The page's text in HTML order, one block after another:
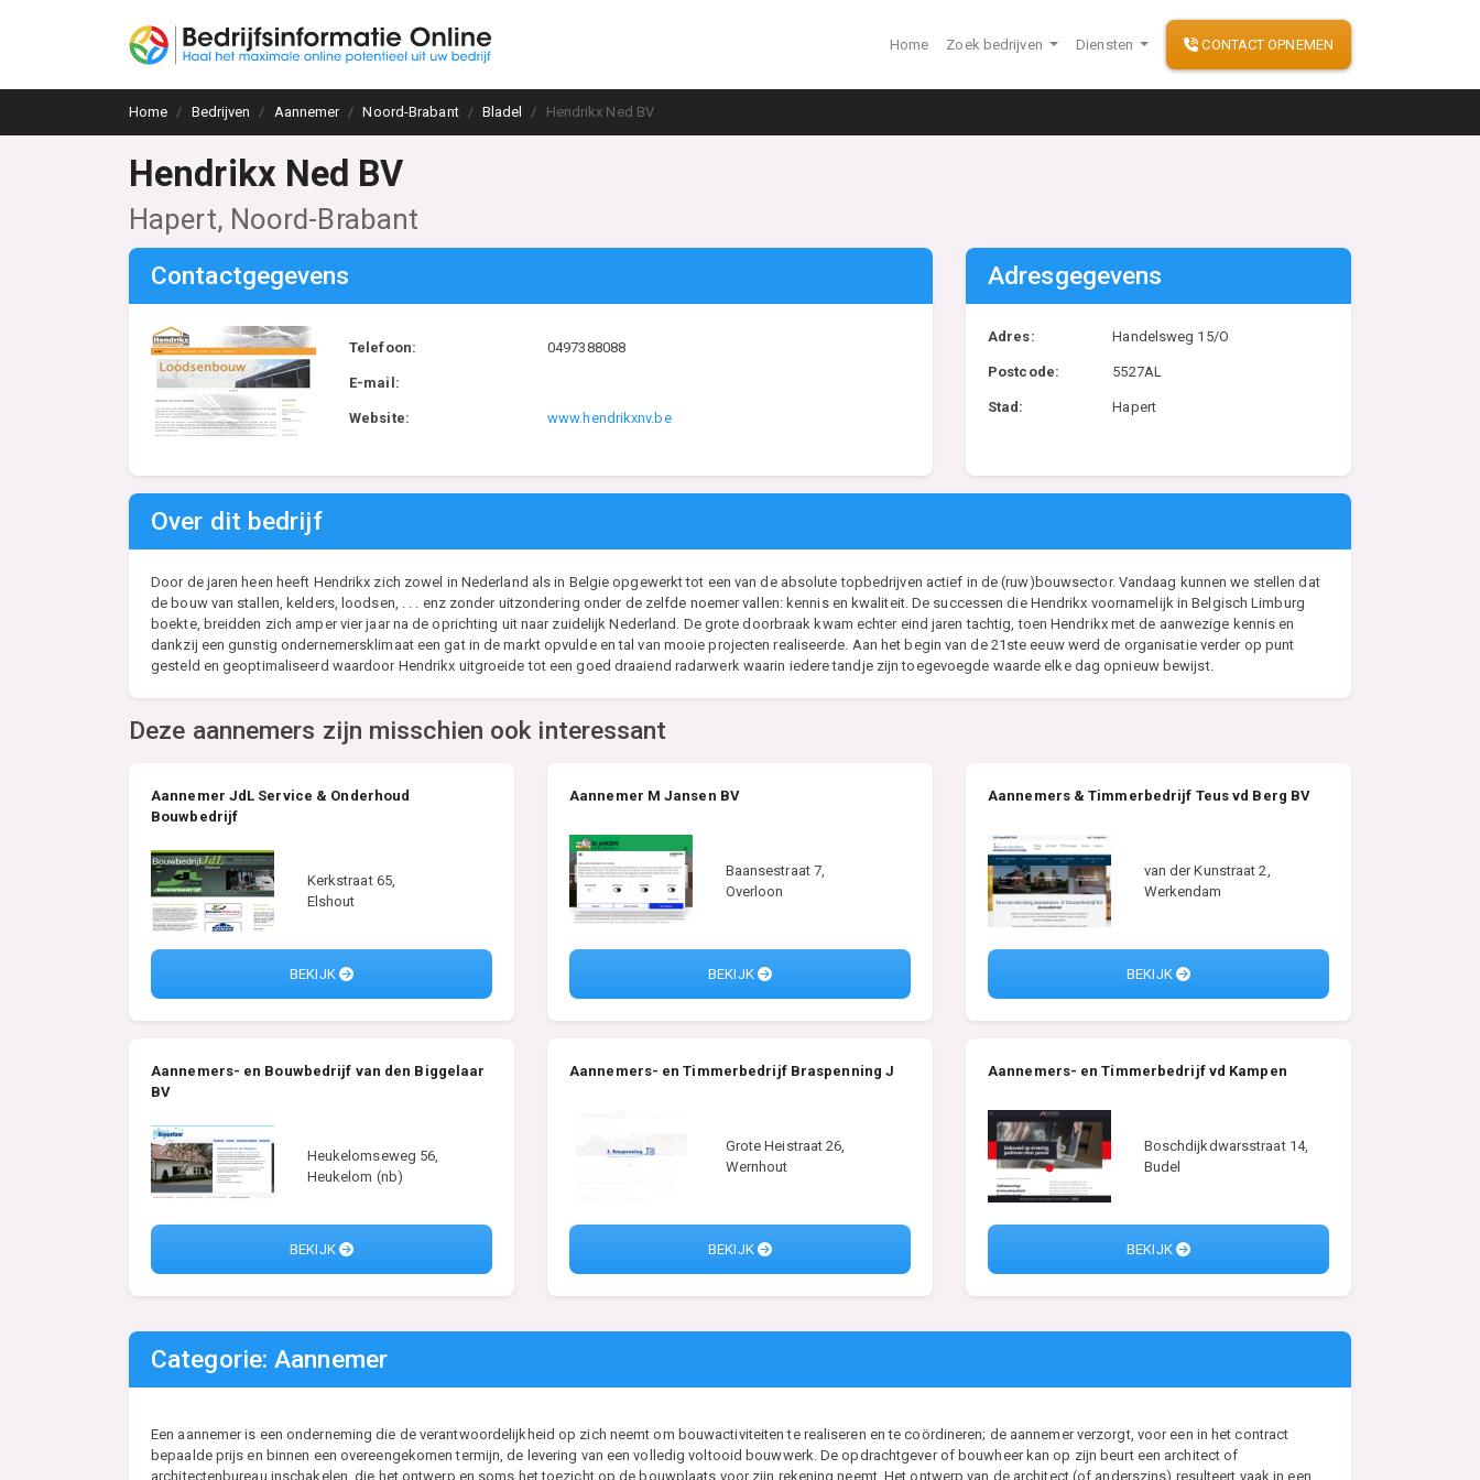
Home Zoek bedrijven Diensten CONTACT OPNEMEN
Home Bedrijven Aannemer Noord-Brabant Bladel Hendrikx Ned BV
Hendrikx Ned BV
Hapert, Noord-Brabant
Contactgegevens
Telefoon: 0497388088
E-mail:
Website: www.hendrikxnv.be
Adresgegevens
Adres: Handelsweg 15/O
Postcode: 5527AL
Stad: Hapert
Over dit bedrijf
Door de jaren heen heeft Hendrikx zich zowel in Nederland als in Belgie opgewerkt tot een van de absolute topbedrijven actief in de (ruw)bouwsector. Vandaag kunnen we stellen dat
de bouw van stallen, kelders, loodsen, . . . enz zonder uitzondering onder de zelfde noemer vallen: kennis en kwaliteit. De successen die Hendrikx voornamelijk in Belgisch Limburg
boekte, breidden zich amper vier jaar na de oprichting uit naar zuidelijk Nederland. De grote doorbraak kwam echter eind jaren tachtig, toen Hendrikx met de aanwezige kennis en
dankzij een gunstig ondernemersklimaat een gat in de markt opvulde en tal van mooie projecten realiseerde. Aan het begin van de 21ste eeuw werd de organisatie verder op punt
gesteld en geoptimaliseerd waardoor Hendrikx uitgroeide tot een goed draaiend radarwerk waarin iedere tandje zijn toegevoegde waarde elke dag opnieuw bewijst.
Deze aannemers zijn misschien ook interessant
Aannemer JdL Service & Onderhoud
Bouwbedrijf
Kerkstraat 65,
Elshout
BEKIJK
Aannemer M Jansen BV
Baansestraat 7,
Overloon
BEKIJK
Aannemers & Timmerbedrijf Teus vd Berg BV
van der Kunstraat 2,
Werkendam
BEKIJK
Aannemers- en Bouwbedrijf van den Biggelaar
BV
Heukelomseweg 56,
Heukelom (nb)
BEKIJK
Aannemers- en Timmerbedrijf Braspenning J
Grote Heistraat 26,
Wernhout
BEKIJK
Aannemers- en Timmerbedrijf vd Kampen
Boschdijkdwarsstraat 14,
Budel
BEKIJK
Categorie: Aannemer
Een aannemer is een onderneming die de verantwoordelijkheid op zich neemt om bouwactiviteiten te realiseren en te coördineren; de aannemer verzorgt, voor een in het contract
bepaalde prijs en binnen een overeengekomen termijn, de levering van een volledig voltooid bouwwerk. De opdrachtgever of bouwheer kan op zijn beurt een architect of
architectenbureau inschakelen, die het ontwerp en soms het toezicht op de bouwplaats voor zijn rekening neemt. Het ontwerp van de architect (of anderszins) resulteert vaak in een